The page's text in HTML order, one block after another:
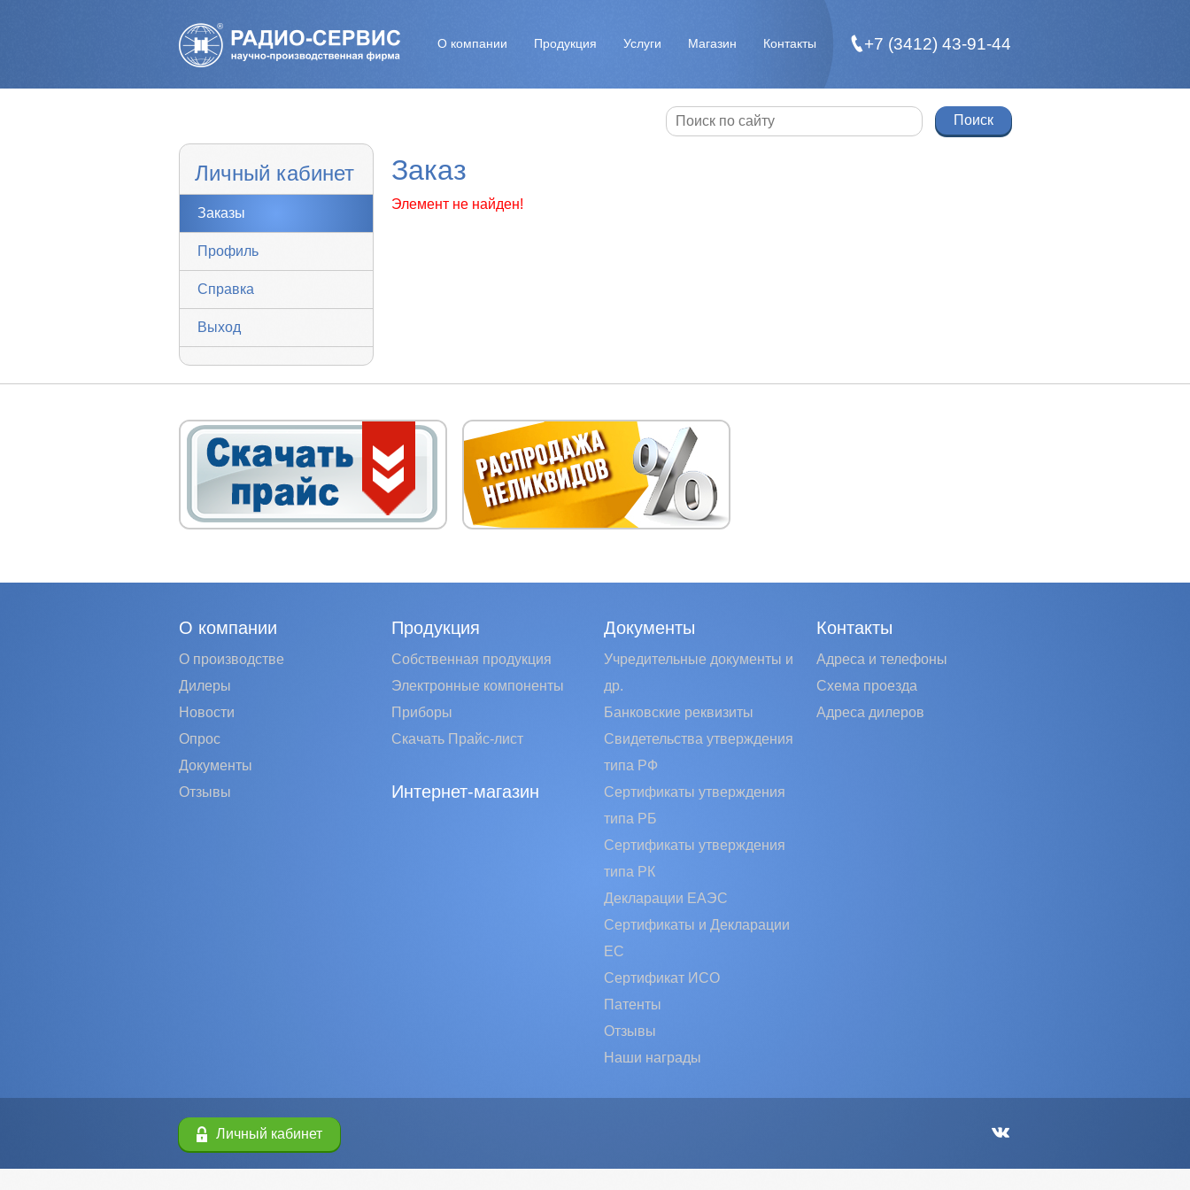
О компании Продукция Услуги Магазин Контакты +7 (3412) 43-91-44
Личный кабинет
Заказы
Профиль
Справка
Выход
Заказ
Элемент не найден!
О компании
О производстве
Дилеры
Новости
Опрос
Документы
Отзывы
Продукция
Собственная продукция
Электронные компоненты
Приборы
Скачать Прайс-лист
Интернет-магазин
Документы
Учредительные документы и
др.
Банковские реквизиты
Свидетельства утверждения
типа РФ
Сертификаты утверждения
типа РБ
Сертификаты утверждения
типа РК
Декларации ЕАЭС
Сертификаты и Декларации
EC
Сертификат ИСО
Патенты
Отзывы
Наши награды
Контакты
Адреса и телефоны
Схема проезда
Адреса дилеров
Личный кабинет